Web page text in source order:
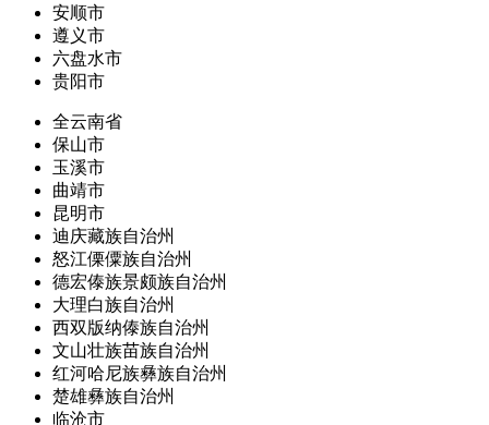
安顺市
遵义市
六盘水市
贵阳市
全云南省
保山市
玉溪市
曲靖市
昆明市
迪庆藏族自治州
怒江傈僳族自治州
德宏傣族景颇族自治州
大理白族自治州
西双版纳傣族自治州
文山壮族苗族自治州
红河哈尼族彝族自治州
楚雄彝族自治州
临沧市